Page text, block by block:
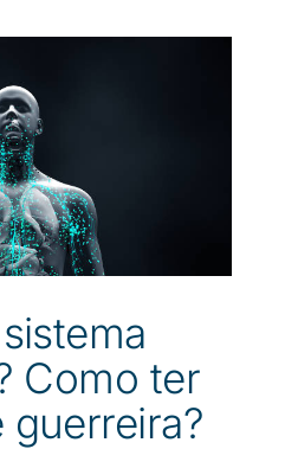
Como ter